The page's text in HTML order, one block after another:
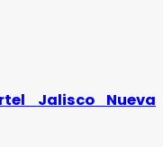
Jalisco Nueva